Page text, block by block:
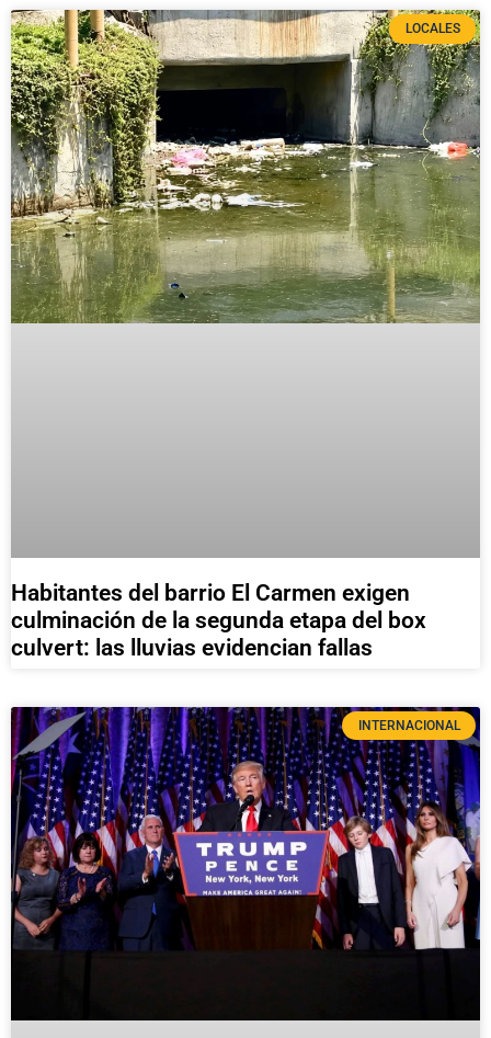
LOCALES
Habitantes del barrio El Carmen exigen
culminación de la segunda etapa del box
culvert: las lluvias evidencian fallas
INTERNACIONAL